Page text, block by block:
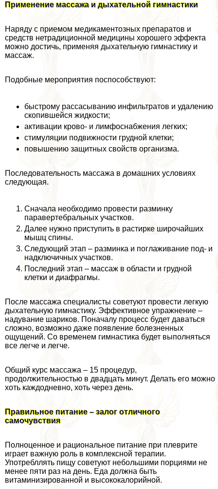
Применение массажа и дыхательной гимнастики
Наряду с приемом медикаментозных препаратов и
средств нетрадиционной медицины хорошего эффекта
можно достичь, применяя дыхательную гимнастику и
массаж.
Подобные мероприятия поспособствуют:
быстрому рассасыванию инфильтратов и удалению
скопившейся жидкости;
активации крово- и лимфоснабжения легких;
стимуляции подвижности грудной клетки;
повышению защитных свойств организма.
Последовательность массажа в домашних условиях
следующая.
Сначала необходимо провести разминку
паравертебральных участков.
Далее нужно приступить в растирке широчайших
мышц спины.
Следующий этап – разминка и поглаживание под- и
надключичных участков.
Последний этап – массаж в области и грудной
клетки и диафрагмы.
После массажа специалисты советуют провести легкую
дыхательную гимнастику. Эффективное упражнение –
надувание шариков. Поначалу процесс будет даваться
сложно, возможно даже появление болезненных
ощущений. Со временем гимнастика будет выполняться
все легче и легче.
Общий курс массажа – 15 процедур,
продолжительностью в двадцать минут. Делать его можно
хоть каждодневно, хоть через день.
Правильное питание – залог отличного
самочувствия
Полноценное и рациональное питание при плеврите
играет важную роль в комплексной терапии.
Употрeбллять пищу советуют небольшими порциями не
менее пяти раз на день. Еда должна быть
витаминизированной и высококалорийной.